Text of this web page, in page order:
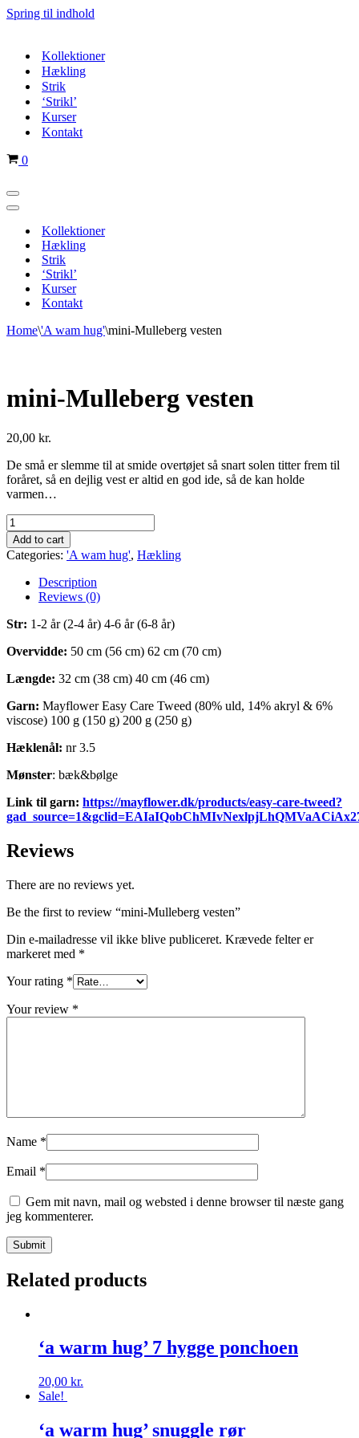
Spring til indhold
Kollektioner
Hækling
Strik
‘Strikl’
Kurser
Kontakt
Indkøbskurv
0
Navigation
menu
Navigation
Kollektioner
Hækling
Strik
‘Strikl’
Kurser
Kontakt
Home\'A wam hug'\mini-Mulleberg vesten
mini-Mulleberg vesten
20,00 kr.
De små er slemme til at smide overtøjet så snart solen titter frem til
foråret, så en dejlig vest er altid en god ide, så de kan holde
varmen…
mini-
Mulleberg
vesten
quantity
Add to cart
Categories: 'A wam hug', Hækling
Description
Reviews (0)
Str: 1-2 år (2-4 år) 4-6 år (6-8 år)
Overvidde: 50 cm (56 cm) 62 cm (70 cm)
Længde: 32 cm (38 cm) 40 cm (46 cm)
Garn: Mayflower Easy Care Tweed (80% uld, 14% akryl & 6%
viscose) 100 g (150 g) 200 g (250 g)
Hæklenål: nr 3.5
Mønster: bæk&bølge
Link til garn: https://mayflower.dk/products/easy-care-tweed?
Reviews
There are no reviews yet.
Be the first to review “mini-Mulleberg vesten”
Din e-mailadresse vil ikke blive publiceret. Krævede felter er
markeret med *
Your rating *
Your review *
Name *
Email *
Gem mit navn, mail og websted i denne browser til næste gang
jeg kommenterer.
Related products
‘a warm hug’ 7 hygge ponchoen
20,00 kr.
Sale!
‘a warm hug’ snuggle rør